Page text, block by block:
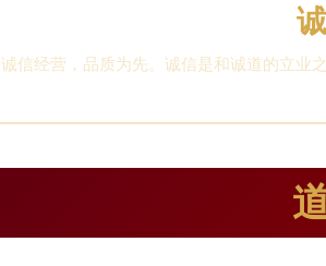
诚
诚信经营，品质为先。诚信是和诚道的立业